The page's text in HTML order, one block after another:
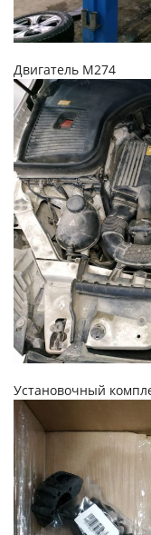
Двигатель M274
Установочный